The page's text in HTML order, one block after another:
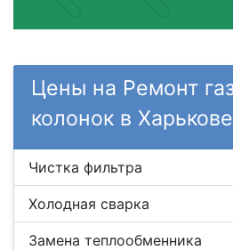
Цены на Ремонт
колонок в Харькове
Чистка фильтра
Холодная сварка
Замена теплообменника